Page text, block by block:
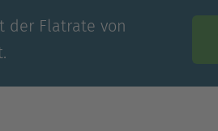
der Flatrate von